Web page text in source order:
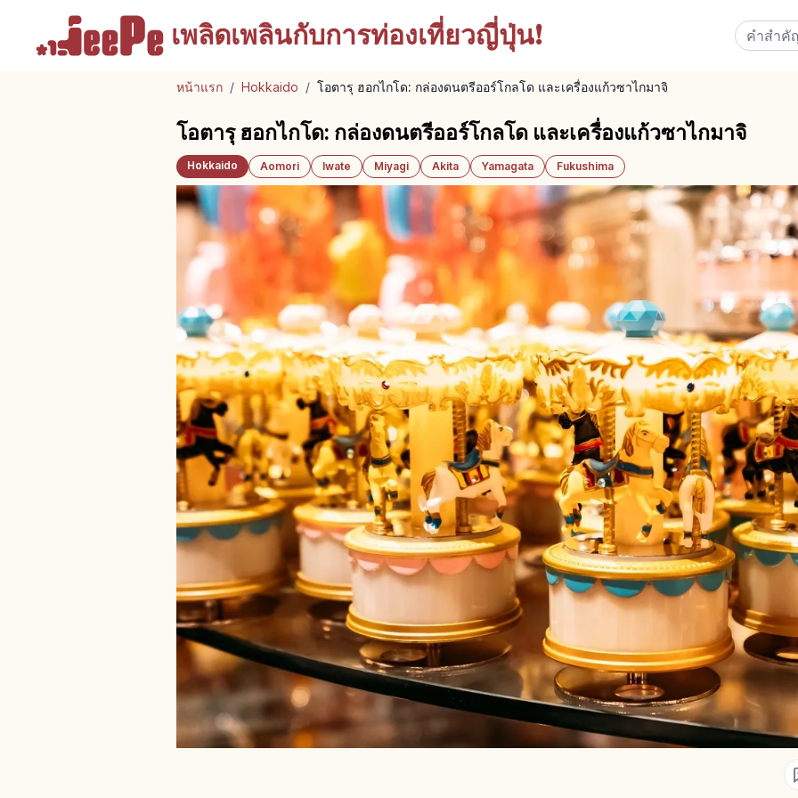
เพลิดเพลินกับการท่องเที่ยวญี่ปุ่น!
หน้าแรก / Hokkaido / โอตารุ ฮอกไกโด: กล่องดนตรีออร์โกลโด และเครื่องแก้วซาไกมาจิ
โอตารุ ฮอกไกโด: กล่องดนตรีออร์โกลโด และเครื่องแก้วซาไกมาจิ
Hokkaido Aomori Iwate Miyagi Akita Yamagata Fukushima